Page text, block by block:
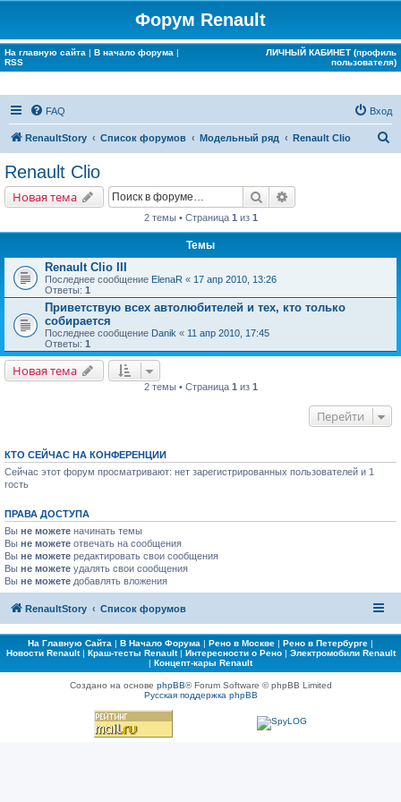
Форум Renault
На главную сайта | В начало форума |
RSS
ЛИЧНЫЙ КАБИНЕТ (профиль
пользователя)
FAQ Вход
RenaultStory Список форумов Модельный ряд Renault Clio
Renault Clio
Новая тема Поиск
2 темы • Страница 1 из 1
Темы
Renault Clio III
Последнее сообщение ElenaR « 17 апр 2010, 13:26
Ответы: 1
Приветствую всех автолюбителей и тех, кто только
собирается
Последнее сообщение Danik « 11 апр 2010, 17:45
Ответы: 1
Новая тема
2 темы • Страница 1 из 1
Перейти
КТО СЕЙЧАС НА КОНФЕРЕНЦИИ
Сейчас этот форум просматривают: нет зарегистрированных пользователей и 1
гость
ПРАВА ДОСТУПА
Вы не можете начинать темы
Вы не можете отвечать на сообщения
Вы не можете редактировать свои сообщения
Вы не можете удалять свои сообщения
Вы не можете добавлять вложения
RenaultStory Список форумов
На Главную Сайта | В Начало Форума | Рено в Москве | Рено в Петербурге |
Новости Renault| Краш-тесты Renault| Интересности о Рено| Электромобили Renault
| Концепт-кары Renault
Создано на основе phpBB® Forum Software © phpBB Limited
Русская поддержка phpBB